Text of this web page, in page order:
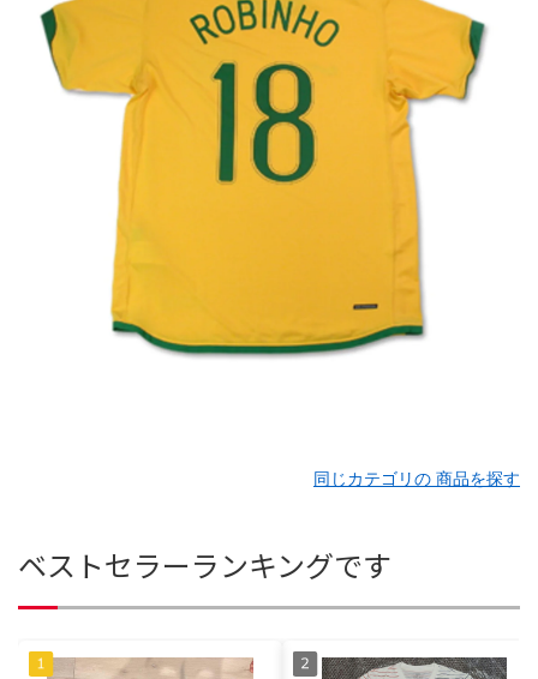
同じカテゴリの 商品を探す
ベストセラーランキングです